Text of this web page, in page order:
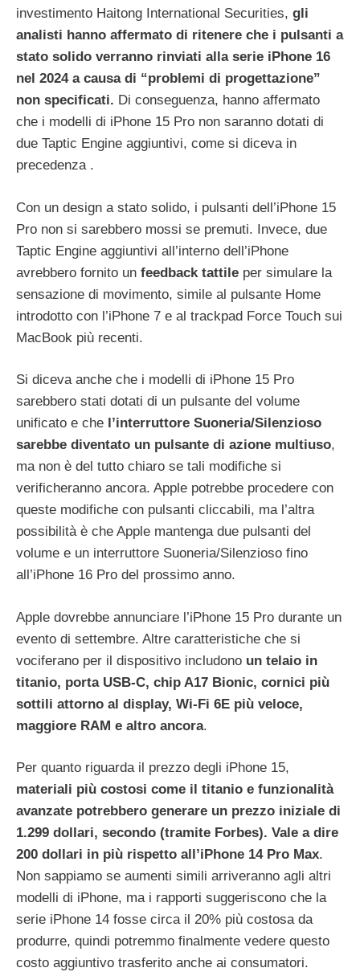
investimento Haitong International Securities, gli
analisti hanno affermato di ritenere che i pulsanti a
stato solido verranno rinviati alla serie iPhone 16
nel 2024 a causa di “problemi di progettazione”
non specificati. Di conseguenza, hanno affermato
che i modelli di iPhone 15 Pro non saranno dotati di
due Taptic Engine aggiuntivi, come si diceva in
precedenza .
Con un design a stato solido, i pulsanti dell’iPhone 15
Pro non si sarebbero mossi se premuti. Invece, due
Taptic Engine aggiuntivi all’interno dell’iPhone
avrebbero fornito un feedback tattile per simulare la
sensazione di movimento, simile al pulsante Home
introdotto con l’iPhone 7 e al trackpad Force Touch sui
MacBook più recenti.
Si diceva anche che i modelli di iPhone 15 Pro
sarebbero stati dotati di un pulsante del volume
unificato e che l’interruttore Suoneria/Silenzioso
sarebbe diventato un pulsante di azione multiuso,
ma non è del tutto chiaro se tali modifiche si
verificheranno ancora. Apple potrebbe procedere con
queste modifiche con pulsanti cliccabili, ma l’altra
possibilità è che Apple mantenga due pulsanti del
volume e un interruttore Suoneria/Silenzioso fino
all’iPhone 16 Pro del prossimo anno.
Apple dovrebbe annunciare l’iPhone 15 Pro durante un
evento di settembre. Altre caratteristiche che si
vociferano per il dispositivo includono un telaio in
titanio, porta USB-C, chip A17 Bionic, cornici più
sottili attorno al display, Wi-Fi 6E più veloce,
maggiore RAM e altro ancora.
Per quanto riguarda il prezzo degli iPhone 15,
materiali più costosi come il titanio e funzionalità
avanzate potrebbero generare un prezzo iniziale di
1.299 dollari, secondo (tramite Forbes). Vale a dire
200 dollari in più rispetto all’iPhone 14 Pro Max.
Non sappiamo se aumenti simili arriveranno agli altri
modelli di iPhone, ma i rapporti suggeriscono che la
serie iPhone 14 fosse circa il 20% più costosa da
produrre, quindi potremmo finalmente vedere questo
costo aggiuntivo trasferito anche ai consumatori.